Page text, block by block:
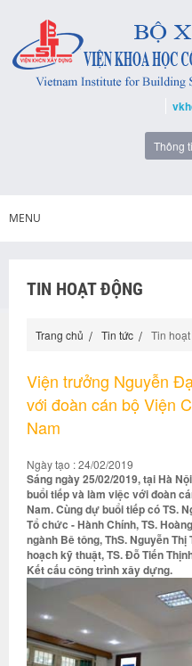
MENU
TIN HOẠT ĐỘNG
Trang chủ Tin tức Tin
Viện trưởng Nguyễn
với đoàn cán bộ Viện
Nam
Ngày tạo : 24/02/2019
Sáng ngày 25/02/2019, tại Hà
buổi tiếp và làm việc với đoàn
Nam. Cùng dự buổi tiếp có TS.
Tổ chức - Hành Chính, TS.
ngành Bê tông, ThS. Nguyễn
hoạch kỹ thuật, TS. Đỗ Tiến
Kết cấu công trình xây dựng.